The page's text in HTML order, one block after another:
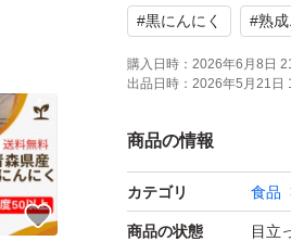
☆食感としては甘
な味わいになりま
許可届け出してお
#黒にんにく #熟
購入日時： 2026年6月8日
出品日時： 2026年5月21日
商品の情報
カテゴリ 食品
商品の状態 目立
いいね！